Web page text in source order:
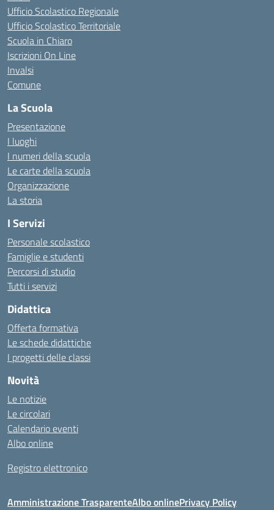
Ufficio Scolastico Regionale
Ufficio Scolastico Territoriale
Scuola in Chiaro
Iscrizioni On Line
Invalsi
Comune
La Scuola
Presentazione
I luoghi
I numeri della scuola
Le carte della scuola
Organizzazione
La storia
I Servizi
Personale scolastico
Famiglie e studenti
Percorsi di studio
Tutti i servizi
Didattica
Offerta formativa
Le schede didattiche
I progetti delle classi
Novità
Le notizie
Le circolari
Calendario eventi
Albo online
Registro elettronico
Amministrazione TrasparenteAlbo onlinePrivacy Policy